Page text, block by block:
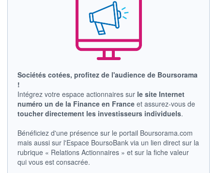
+ BAS
0,000
CAPITAL ÉCHANGÉ
0,00%
DERNIER ÉCHANGE
0,000 0,000
RENDEMENT
ESTIMÉ 2026
-
PER ESTIMÉ
2026
-
0,00 USD DIVIDENDE
-
PROCHAIN
DIVIDENDE
-
Sociétés cotées, profitez de l'audience de Boursorama
!
Intégrez votre espace actionnaires sur le site Internet
numéro un de la Finance en France et assurez-vous de
toucher directement les investisseurs individuels.
Bénéficiez d'une présence sur le portail Boursorama.com
mais aussi sur l'Espace BoursoBank via un lien direct sur la
rubrique « Relations Actionnaires » et sur la fiche valeur
qui vous est consacrée.